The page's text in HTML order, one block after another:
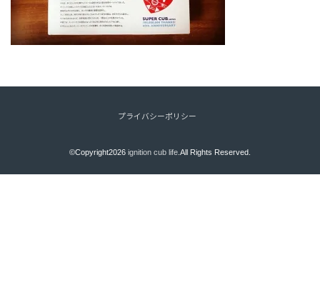
プライバシーポリシー
©Copyright2026 ignition cub life.All Rights Reserved.